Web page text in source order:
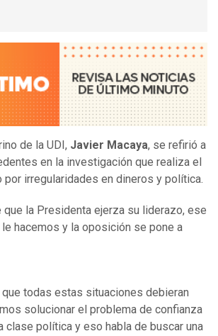
de la UDI, Javier Macaya, se refirió a
en la investigación que realiza el
por irregularidades en dineros y política.
que la Presidenta ejerza su liderazo, ese
hacemos y la oposición se pone a
todas estas situaciones debieran
solucionar el problema de confianza
clase política y eso habla de buscar una